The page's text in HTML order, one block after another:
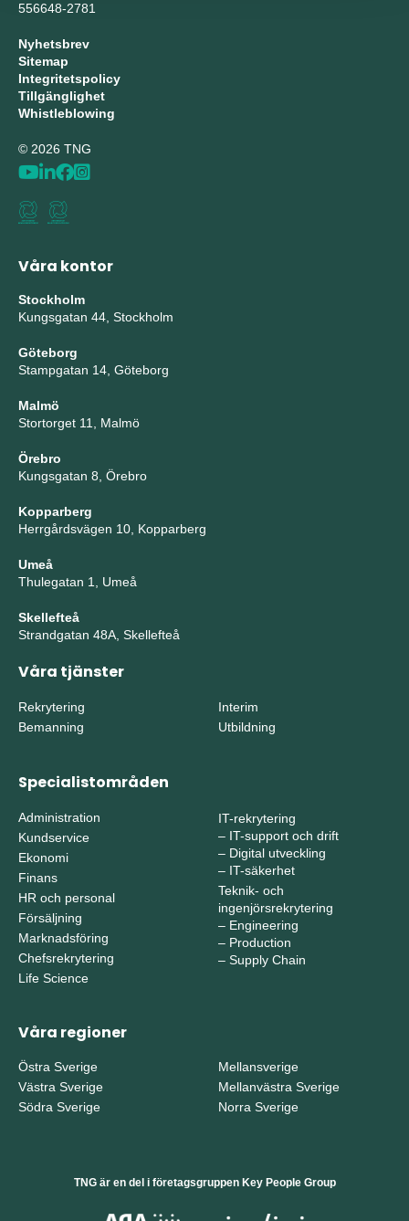
556648-2781
Nyhetsbrev
Sitemap
Integritetspolicy
Tillgänglighet
Whistleblowing
© 2026 TNG
Våra kontor
Stockholm
Kungsgatan 44, Stockholm
Göteborg
Stampgatan 14, Göteborg
Malmö
Stortorget 11, Malmö
Örebro
Kungsgatan 8, Örebro
Kopparberg
Herrgårdsvägen 10, Kopparberg
Umeå
Thulegatan 1, Umeå
Skellefteå
Strandgatan 48A, Skellefteå
Våra tjänster
Rekrytering
Bemanning
Interim
Utbildning
Specialistområden
Administration
Kundservice
Ekonomi
Finans
HR och personal
Försäljning
Marknadsföring
Chefsrekrytering
Life Science
IT-rekrytering
– IT-support och drift
– Digital utveckling
– IT-säkerhet
Teknik- och
ingenjörsrekrytering
– Engineering
– Production
– Supply Chain
Våra regioner
Östra Sverige
Västra Sverige
Södra Sverige
Mellansverige
Mellanvästra Sverige
Norra Sverige
TNG är en del i företagsgruppen Key People Group